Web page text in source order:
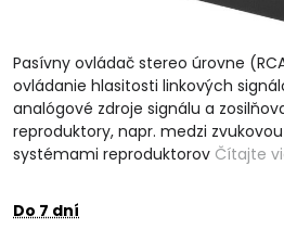
Pasívny ovládač stereo úrovne
ovládanie hlasitosti linkových
analógové zdroje signálu a
reproduktory, napr. medzi
systémami reproduktorov Čítajte
Do 7 dní